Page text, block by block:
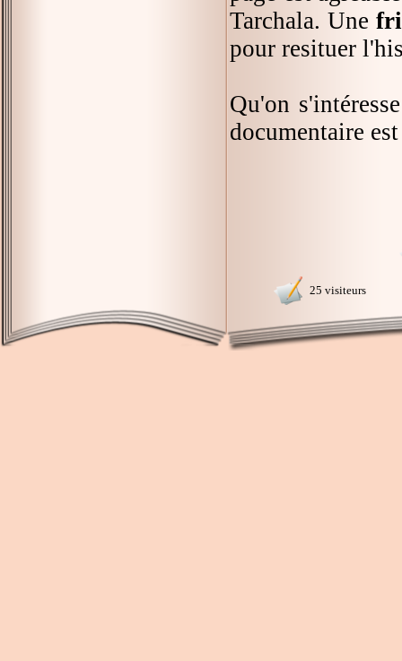
Tarchala. Une
pour resituer
Qu'on
documentaire
25 visiteurs